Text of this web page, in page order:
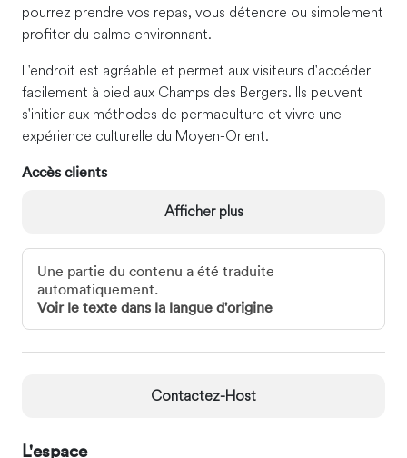
pourrez prendre vos repas, vous détendre ou simplement
profiter du calme environnant.
L'endroit est agréable et permet aux visiteurs d'accéder
facilement à pied aux Champs des Bergers. Ils peuvent
s'initier aux méthodes de permaculture et vivre une
expérience culturelle du Moyen-Orient.
Accès clients
asseoir pour manger, vous détendre ou simplement
profiter du cadre paisible
La bibliothèque contient plus de 200 livres
Le restaurant de barbecue
four solaire, soit au poêle à bois alimenté par les
Interaction avec les clients
Afficher plus
Une partie du contenu a été traduite
automatiquement.
Voir le texte dans la langue d'origine
Contactez-Host
L'espace